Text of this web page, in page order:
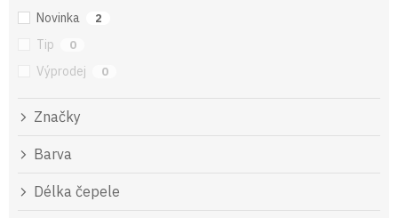
Novinka 2
Tip 0
Výprodej 0
Značky
Barva
Délka čepele